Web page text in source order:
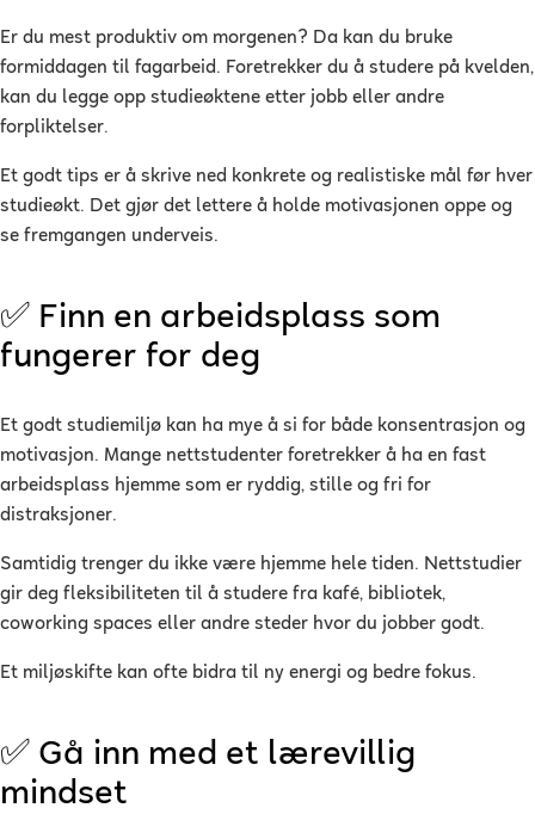
Er du mest produktiv om morgenen? Da kan du bruke
formiddagen til fagarbeid. Foretrekker du å studere på kvelden,
kan du legge opp studieøktene etter jobb eller andre
forpliktelser.
Et godt tips er å skrive ned konkrete og realistiske mål før hver
studieøkt. Det gjør det lettere å holde motivasjonen oppe og
se fremgangen underveis.
✅ Finn en arbeidsplass som
fungerer for deg
Et godt studiemiljø kan ha mye å si for både konsentrasjon og
motivasjon. Mange nettstudenter foretrekker å ha en fast
arbeidsplass hjemme som er ryddig, stille og fri for
distraksjoner.
Samtidig trenger du ikke være hjemme hele tiden. Nettstudier
gir deg fleksibiliteten til å studere fra kafé, bibliotek,
coworking spaces eller andre steder hvor du jobber godt.
Et miljøskifte kan ofte bidra til ny energi og bedre fokus.
✅ Gå inn med et lærevillig
mindset